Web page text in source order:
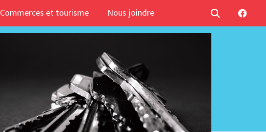
Commerces et tourisme Nous joindre